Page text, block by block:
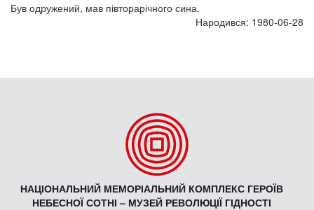
Був одружений, мав півторарічного сина.
Народився: 1980-06-28
НАЦІОНАЛЬНИЙ МЕМОРІАЛЬНИЙ КОМПЛЕКС ГЕРОЇВ
НЕБЕСНОЇ СОТНІ – МУЗЕЙ РЕВОЛЮЦІЇ ГІДНОСТІ